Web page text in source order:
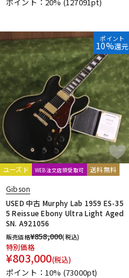
ポイント：20% (127091pt)
ポイント
10%還元
ユーズド WEB注文店頭受取可 送料無料
Gibson
USED 中古 Murphy Lab 1959 ES-35
5 Reissue Ebony Ultra Light Aged
SN. A921056
販売価格¥858,000(税込)
特別価格
¥803,000(税込)
ポイント：10% (73000pt)